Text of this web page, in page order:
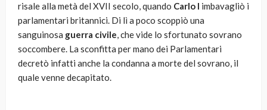
risale alla metà del XVII secolo, quando Carlo I imbavagliò i
parlamentari britannici. Di lì a poco scoppiò una
sanguinosa guerra civile, che vide lo sfortunato sovrano
soccombere. La sconfitta per mano dei Parlamentari
decretò infatti anche la condanna a morte del sovrano, il
quale venne decapitato.